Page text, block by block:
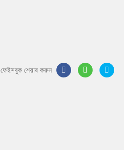
ফেইসবুক শেয়ার করুন